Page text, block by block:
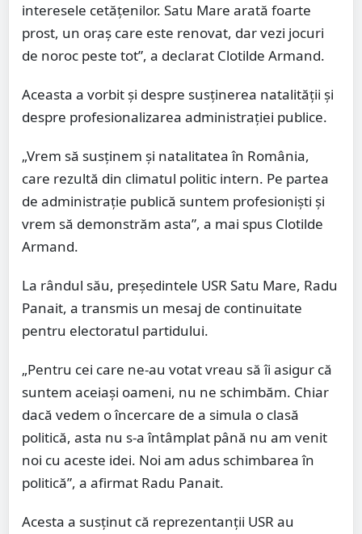
interesele cetățenilor. Satu Mare arată foarte
prost, un oraș care este renovat, dar vezi jocuri
de noroc peste tot”, a declarat Clotilde Armand.
Aceasta a vorbit și despre susținerea natalității și
despre profesionalizarea administrației publice.
„Vrem să susținem și natalitatea în România,
care rezultă din climatul politic intern. Pe partea
de administrație publică suntem profesioniști și
vrem să demonstrăm asta”, a mai spus Clotilde
Armand.
La rândul său, președintele USR Satu Mare, Radu
Panait, a transmis un mesaj de continuitate
pentru electoratul partidului.
„Pentru cei care ne-au votat vreau să îi asigur că
suntem aceiași oameni, nu ne schimbăm. Chiar
dacă vedem o încercare de a simula o clasă
politică, asta nu s-a întâmplat până nu am venit
noi cu aceste idei. Noi am adus schimbarea în
politică”, a afirmat Radu Panait.
Acesta a susținut că reprezentanții USR au